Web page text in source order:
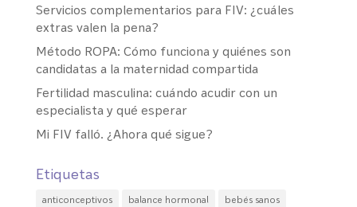
Servicios complementarios para FIV: ¿cuáles
extras valen la pena?
Método ROPA: Cómo funciona y quiénes son
candidatas a la maternidad compartida
Fertilidad masculina: cuándo acudir con un
especialista y qué esperar
Mi FIV falló. ¿Ahora qué sigue?
Etiquetas
anticonceptivos balance hormonal
bebés sanos